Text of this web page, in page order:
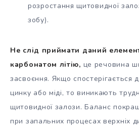
розростання щитовидної
зобу).
Не слід приймати даний
карбонатом літію, це речовина
засвоєння. Якщо спостерігається
цинку або міді, то виникають
щитовидної залози. Баланс
при запальних процесах верхніх